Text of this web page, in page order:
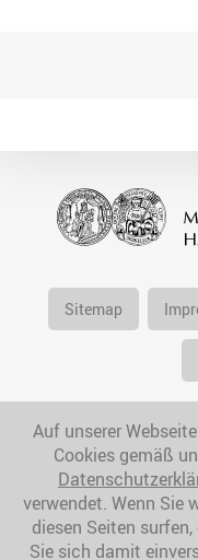
Sitemap
Auf unserer
Cookies gemäß
verwendet. Wenn Sie
diesen Seiten surfen,
Sie sich damit